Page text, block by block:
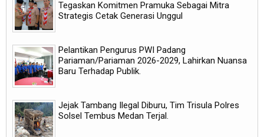
Tegaskan Komitmen Pramuka Sebagai Mitra
Strategis Cetak Generasi Unggul
Pelantikan Pengurus PWI Padang
Pariaman/Pariaman 2026-2029, Lahirkan Nuansa
Baru Terhadap Publik.
Jejak Tambang Ilegal Diburu, Tim Trisula Polres
Solsel Tembus Medan Terjal.